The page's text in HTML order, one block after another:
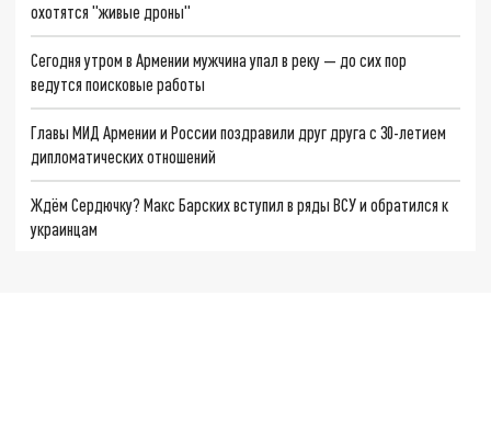
охотятся "живые дроны"
Сегодня утром в Армении мужчина упал в реку — до сих пор
ведутся поисковые работы
Главы МИД Армении и России поздравили друг друга с 30-летием
дипломатических отношений
Ждём Сердючку? Макс Барских вступил в ряды ВСУ и обратился к
украинцам